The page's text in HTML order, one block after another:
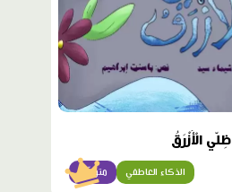
ظِلّي الْأَزْرَقُ
متوسّط الذكاء العاطفي